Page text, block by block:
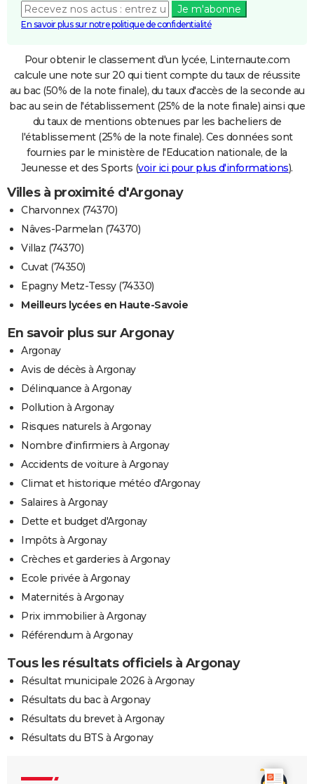
Je m'abonne
En savoir plus sur notre politique de confidentialité
Pour obtenir le classement d'un lycée, Linternaute.com
calcule une note sur 20 qui tient compte du taux de réussite
au bac (50% de la note finale), du taux d'accès de la seconde au
bac au sein de l'établissement (25% de la note finale) ainsi que
du taux de mentions obtenues par les bacheliers de
l'établissement (25% de la note finale). Ces données sont
fournies par le ministère de l'Education nationale, de la
Jeunesse et des Sports (voir ici pour plus d'informations).
Villes à proximité d'Argonay
Charvonnex (74370)
Nâves-Parmelan (74370)
Villaz (74370)
Cuvat (74350)
Epagny Metz-Tessy (74330)
Meilleurs lycées en Haute-Savoie
En savoir plus sur Argonay
Argonay
Avis de décès à Argonay
Délinquance à Argonay
Pollution à Argonay
Risques naturels à Argonay
Nombre d'infirmiers à Argonay
Accidents de voiture à Argonay
Climat et historique météo d'Argonay
Salaires à Argonay
Dette et budget d'Argonay
Impôts à Argonay
Crèches et garderies à Argonay
Ecole privée à Argonay
Maternités à Argonay
Prix immobilier à Argonay
Référendum à Argonay
Tous les résultats officiels à Argonay
Résultat municipale 2026 à Argonay
Résultats du bac à Argonay
Résultats du brevet à Argonay
Résultats du BTS à Argonay